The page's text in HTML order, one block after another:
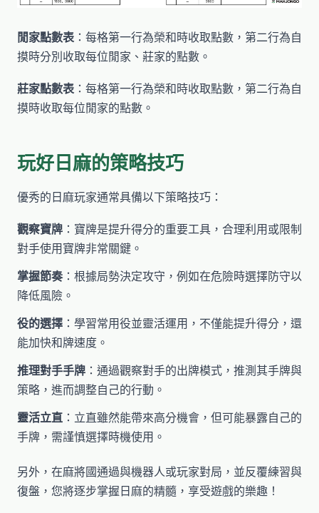
閒家點數表 ：每格第一行為榮和時收取點數，第二行為自
摸時分別收取每位閒家、莊家的點數。
莊家點數表 ：每格第一行為榮和時收取點數，第二行為自
摸時收取每位閒家的點數。
玩好日麻的策略技巧
優秀的日麻玩家通常具備以下策略技巧：
觀察寶牌 ：寶牌是提升得分的重要工具，合理利用或限制
對手使用寶牌非常關鍵。
掌握節奏：根據局勢決定攻守，例如在危險時選擇防守以
降低風險。
役的選擇 ：學習常用役並靈活運用，不僅能提升得分，還
能加快和牌速度。
推理對手手牌 ：通過觀察對手的出牌模式，推測其手牌與
策略，進而調整自己的行動。
靈活立直 ：立直雖然能帶來高分機會，但可能暴露自己的
手牌，需謹慎選擇時機使用。
另外，在麻將國通過與機器人或玩家對局，並反覆練習與
復盤，您將逐步掌握日麻的精髓，享受遊戲的樂趣！